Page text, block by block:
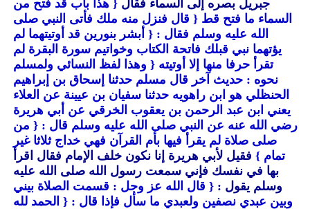
جبريل بصره إلى السماء فقال { هذا باب قد فتح من
السماء ما فتح قط { قال فنزل منه ملك فأتى النبي صلى
الله عليه وسلم فقال : { أبشر بنورين قد أوتيتهما لم
يؤتهما نبي قبلك فاتحة الكتاب وخواتيم سورة البقرة لم
تقرأ حرفا منها إلا أوتيته { وهذا لفظ النسائي ولمسلم
نحوه : حديث آخر قال مسلم حدثنا إسحاق بن إبراهيم
الحنظلي هو ابن راهويه حدثنا سفيان بن عيينة عن العلاء
يعني ابن عبد الرحمن بن يعقوب الخرقي عن أبي هريرة
رضي الله عنه عن النبي صلى الله عليه وسلم قال : { من
صلى صلاة لم يقرأ فيها بأم القرآن فهي خداج ثلاثا غير
تمام } فقيل لأبي هريرة إنا نكون خلف الإمام فقال اقرأ
بها في نفسك فإني سمعت رسول الله صلى الله عليه
وسلم يقول : { قال الله عز وجل : قسمت الصلاة بيني
وبين عبدي نصفين ولعبدي ما سأل فإذا قال : { الحمد لله